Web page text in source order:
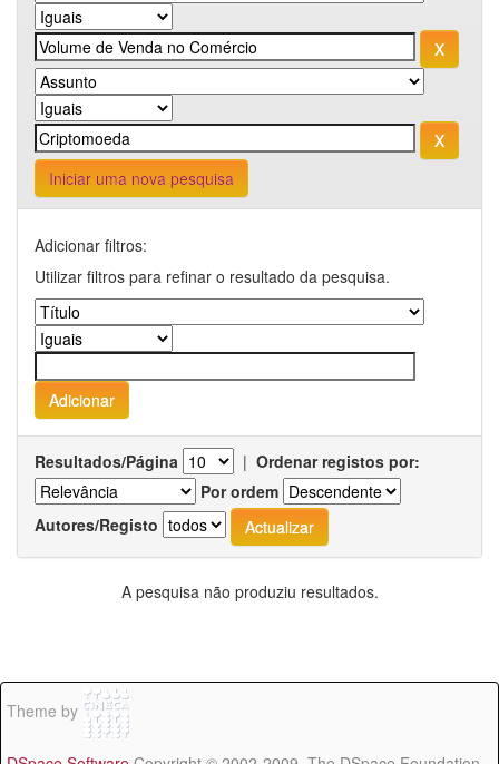
Iniciar uma nova pesquisa
Adicionar filtros:
Utilizar filtros para refinar o resultado da pesquisa.
Resultados/Página | Ordenar registos por:
Por ordem
Autores/Registo
A pesquisa não produziu resultados.
Theme by